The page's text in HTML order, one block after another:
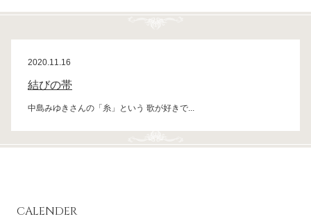
2020.11.16
結びの帯
中島みゆきさんの「糸」という 歌が好きで...
CALENDER